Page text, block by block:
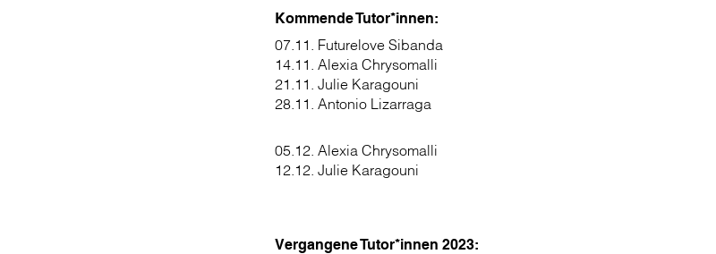
Kommende Tutor*innen:
07.11. Futurelove Sibanda
14.11. Alexia Chrysomalli
21.11. Julie Karagouni
28.11. Antonio Lizarraga
05.12. Alexia Chrysomalli
12.12. Julie Karagouni
Vergangene Tutor*innen 2023: